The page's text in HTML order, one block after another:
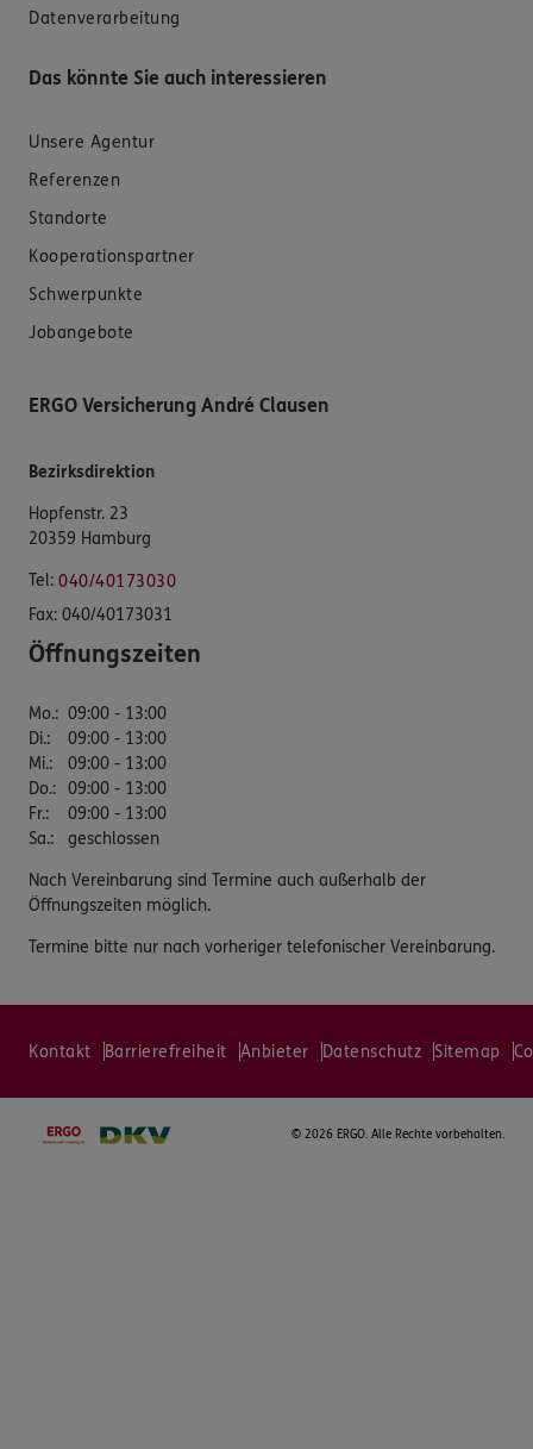
Datenverarbeitung
Das könnte Sie auch interessieren
Unsere Agentur
Referenzen
Standorte
Kooperationspartner
Schwerpunkte
Jobangebote
ERGO Versicherung André Clausen
Bezirksdirektion
Hopfenstr. 23
20359 Hamburg
Tel: 040/40173030
Fax: 040/40173031
Öffnungszeiten
Mo.: 09:00 - 13:00
Di.:
09:00 - 13:00
Mi.:
09:00 - 13:00
Do.: 09:00 - 13:00
Fr.:
09:00 - 13:00
Sa.: geschlossen
Nach Vereinbarung sind Termine auch außerhalb der
Öffnungszeiten möglich.
Termine bitte nur nach vorheriger telefonischer Vereinbarung.
Kontakt Barrierefreiheit Anbieter Datenschutz Sitemap
© 2026 ERGO. Alle Rechte vorbehalten.